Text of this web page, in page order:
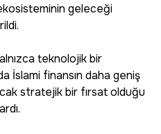
geleceği
teknolojik bir
İslami finansın daha geniş
stratejik bir fırsat olduğu